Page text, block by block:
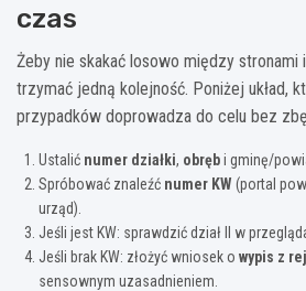
czas
Żeby nie skakać losowo między stronami
trzymać jedną kolejność. Poniżej układ,
przypadków doprowadza do celu bez
Ustalić numer działki, obrębi gminę/
Spróbować znaleźć numer KW (portal
urząd).
Jeśli jest KW: sprawdzić dział II w
Jeśli brak KW: złożyć wniosek o wypis z
sensownym uzasadnieniem.